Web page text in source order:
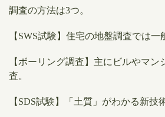
調査の方法は3つ。
【SWS試験】住宅の地盤調査では一
【ボーリング調査】主にビルやマン
査。
【SDS試験】「土質」がわかる新技